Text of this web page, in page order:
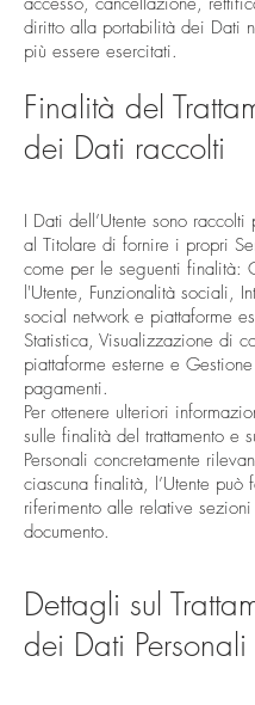
diritto alla portabilità dei Dati
più essere esercitati.
Finalità del
dei Dati raccolti
I Dati dell’Utente sono raccolti
al Titolare di fornire i propri
come per le seguenti finalità:
l'Utente, Funzionalità sociali,
social network e piattaforme
Statistica, Visualizzazione di
piattaforme esterne e
pagamenti.
Per ottenere ulteriori
sulle finalità del trattamento e
Personali concretamente
ciascuna finalità, l’Utente può
riferimento alle relative
documento.
Dettagli sul
dei Dati Personali